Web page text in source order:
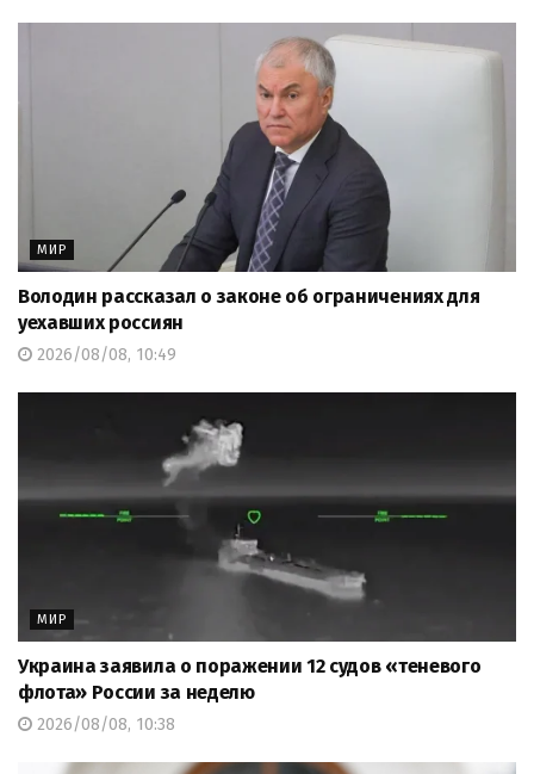
МИР
Володин рассказал о законе об ограничениях для
уехавших россиян
2026/08/08, 10:49
МИР
Украина заявила о поражении 12 судов «теневого
флота» России за неделю
2026/08/08, 10:38